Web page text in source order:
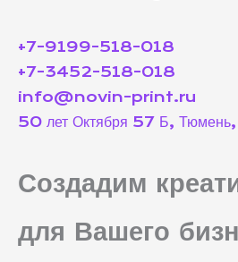
+7-9199-518-018
+7-3452-518-018
info@novin-print.ru
50 лет Октября 57 Б, Тюмень,
Создадим
для Вашего